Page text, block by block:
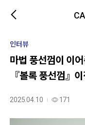
인터뷰
마법 풍선껌이 이
『볼록 풍선껌』
2025.04.10 171